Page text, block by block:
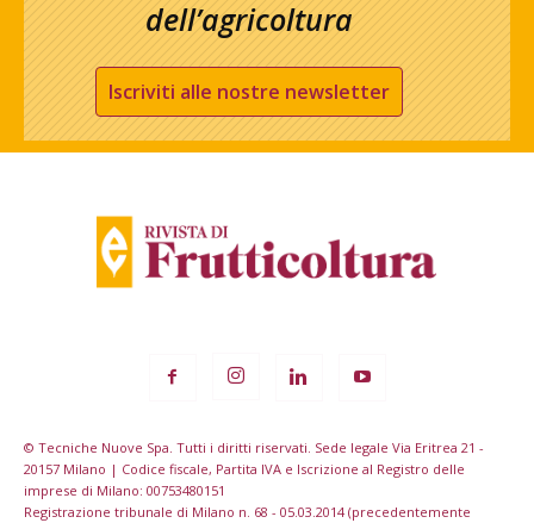
dell’agricoltura
Iscriviti alle nostre newsletter
© Tecniche Nuove Spa. Tutti i diritti riservati. Sede legale Via Eritrea 21 -
20157 Milano | Codice fiscale, Partita IVA e Iscrizione al Registro delle
imprese di Milano: 00753480151
Registrazione tribunale di Milano n. 68 - 05.03.2014 (precedentemente